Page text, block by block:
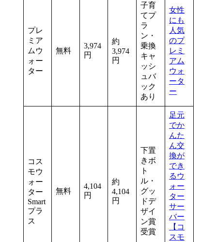
プレ
ミア
ムウ
ォー
ター
無料
3,974
円
約
3,974
円
子育
てプ
ラ
ン・
乗換
キャ
ッシ
ュバ
ック
あり
女性
にも
人気
のプ
レミ
アム
ウォ
ータ
ー
コス
モウ
ォー
ター
Smart
プラ
ス
無料
4,104
円
約
4,104
円
下置
きボ
ト
ル・
グッ
ドデ
ザイ
ン賞
受賞
足元
でか
んた
ん交
換が
でき
るウ
ォー
ター
サー
バー
【コ
スモ